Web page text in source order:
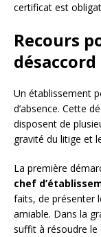
certificat est
Recours
Un établissement
d’absence. Cette
disposent de
gravité du litige et
La première
chef
faits, de présenter
amiable. Dans la
suffit à résoudre le